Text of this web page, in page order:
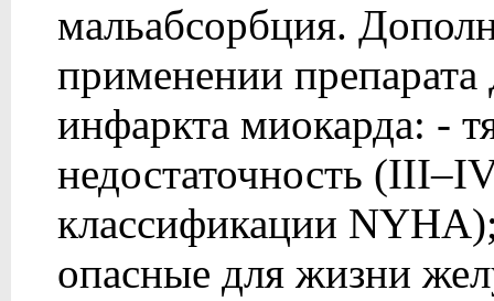
мальабсорбция.
применении
инфаркта миокарда: -
недостаточность
классификации
опасные для жизни